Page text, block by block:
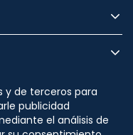
y de terceros para
publicidad
el análisis de